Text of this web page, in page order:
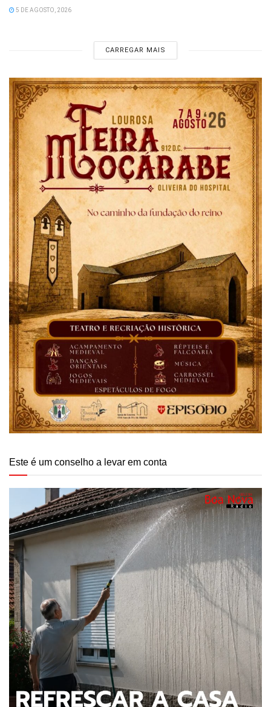
5 DE AGOSTO, 2026
CARREGAR MAIS
Este é um conselho a levar em conta